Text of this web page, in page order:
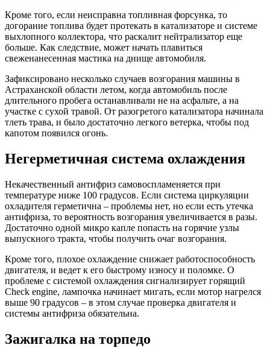
Кроме того, если неисправна топливная форсунка, то
догорание топлива будет протекать в катализаторе и системе
выхлопного коллектора, что раскалит нейтрализатор еще
больше. Как следствие, может начать плавиться
свеженанесенная мастика на днище автомобиля.
Зафиксировано несколько случаев возгорания машины в
Астраханской области летом, когда автомобиль после
длительного пробега останавливали не на асфальте, а на
участке с сухой травой. От разогретого катализатора начинала
тлеть трава, и было достаточно легкого ветерка, чтобы под
капотом появился огонь.
Негерметичная система охлаждения
Некачественный антифриз самовоспламеняется при
температуре ниже 100 градусов. Если система циркуляции
охладителя герметична – проблемы нет, но если есть утечка
антифриза, то вероятность возгорания увеличивается в разы.
Достаточно одной микро капле попасть на горячие узлы
выпускного тракта, чтобы получить очаг возгорания.
Кроме того, плохое охлаждение снижает работоспособность
двигателя, и ведет к его быстрому износу и поломке. О
проблеме с системой охлаждения сигнализирует горящий
Check engine, лампочка начинает мигать, если мотор нагрелся
выше 90 градусов – в этом случае проверка двигателя и
системы антифриза обязательна.
Зажигалка на торпедо